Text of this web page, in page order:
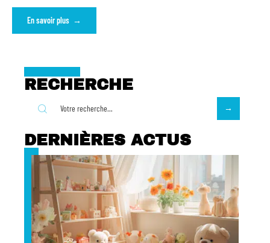
En savoir plus
RECHERCHE
DERNIÈRES ACTUS